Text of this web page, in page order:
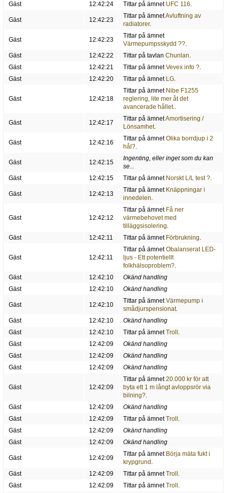
Gäst
12:42:24 Tittar på ämnet UFC 116.
Gäst 12:42:23
Tittar på ämnetAvluftning av
radiatorer.
Gäst 12:42:23
Tittar på ämnet
Värmepumpsskydd ??.
Gäst
12:42:22 Tittar på tavlan Chunlan.
Gäst
12:42:21 Tittar på ämnetVevex info ?.
Gäst
12:42:20 Tittar på ämnet LG.
Gäst 12:42:18
Tittar på ämnet Nibe F1255
reglering, lite mer åt det
avancerade hållet..
Gäst 12:42:17
Tittar på ämnetAmortisering /
Lönsamhet.
Gäst 12:42:16
Tittar på ämnetOlika borrdjup i 2
hål?.
Gäst 12:42:15
Ingenting, eller inget som du kan
se...
Gäst
12:42:15 Tittar på ämnet Norskt L/L test ?.
Gäst 12:42:13
Tittar på ämnet Knäppningar i
innedelen.
Gäst 12:42:12
Tittar på ämnet Få ner
värmebehovet med
tilläggsisolering.
Gäst
12:42:11 Tittar på ämnet Förbrukning.
Gäst 12:42:11
Tittar på ämnetObalanserat LED-
ljus - Ett potentiellt
folkhälsoproblem?.
Gäst
12:42:10
Okänd handling
Gäst
12:42:10 Okänd handling
Gäst 12:42:10
Tittar på ämnetVärmepump i
smådjurspensionat.
Gäst
12:42:10
Okänd handling
Gäst
12:42:10 Tittar på ämnetTroll .
Gäst
12:42:09
Okänd handling
Gäst
12:42:09
Okänd handling
Gäst
12:42:09 Okänd handling
Gäst 12:42:09
Tittar på ämnet20.000 kr för att
byta ett 1 m långt avloppsrör via
bilning?.
Gäst
12:42:09
Okänd handling
Gäst
12:42:09 Tittar på ämnetTroll .
Gäst
12:42:09
Okänd handling
Gäst
12:42:09 Okänd handling
Gäst 12:42:09
Tittar på ämnet Börja mäta fukt i
krypgrund .
Gäst
12:42:09 Tittar på ämnetTroll .
Gäst
12:42:09 Tittar på ämnetTroll .